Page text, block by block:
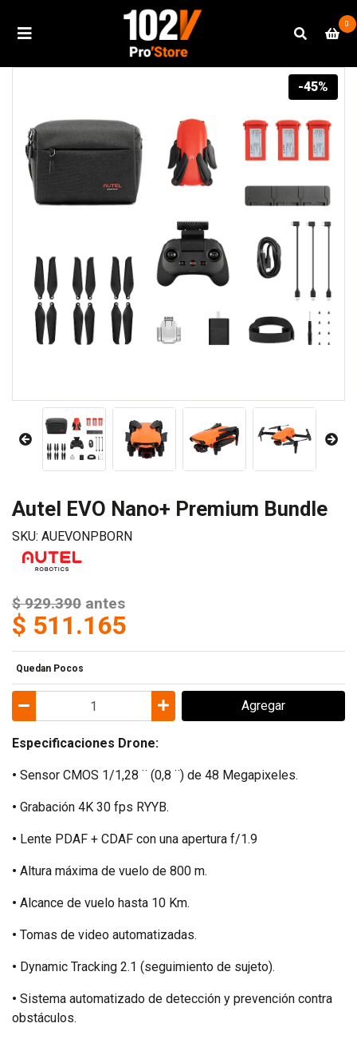
0
-45%
Autel EVO Nano+ Premium Bundle
SKU: AUEVONPBORN
$ 929.390 antes
$ 511.165
Quedan Pocos
Agregar
Especificaciones Drone:
• Sensor CMOS 1/1,28 ¨ (0,8 ¨) de 48 Megapixeles.
• Grabación 4K 30 fps RYYB.
• Lente PDAF + CDAF con una apertura f/1.9
• Altura máxima de vuelo de 800 m.
• Alcance de vuelo hasta 10 Km.
• Tomas de video automatizadas.
• Dynamic Tracking 2.1 (seguimiento de sujeto).
• Sistema automatizado de detección y prevención contra
obstáculos.